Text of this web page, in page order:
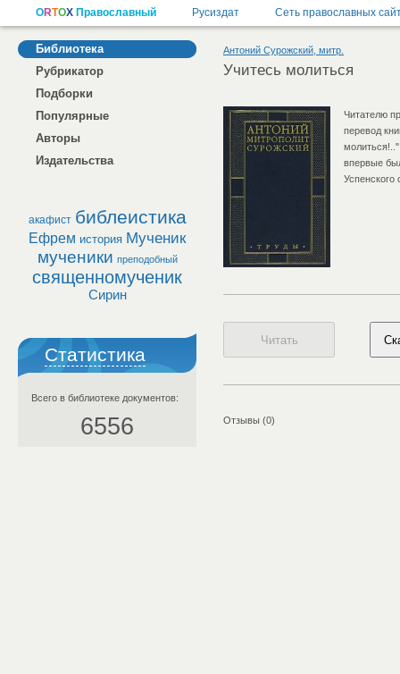
Библиотека
Рубрикатор
Подборки
Популярные
Авторы
Издательства
акафист библеистика
Ефрем история Мученик
мученики преподобный
священномученик
Сирин
Статистика
Всего в библиотеке документов:
6556
Антоний Сурожский, митр.
Учитесь молиться
Читателю
перевод
впервые
Успенского
Отзывы (0)